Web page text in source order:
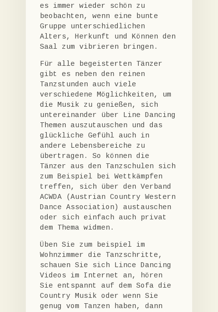
es immer wieder schön zu
beobachten, wenn eine bunte
Gruppe unterschiedlichen
Alters, Herkunft und Können den
Saal zum vibrieren bringen.
Für alle begeisterten Tänzer
gibt es neben den reinen
Tanzstunden auch viele
verschiedene Möglichkeiten, um
die Musik zu genießen, sich
untereinander über Line Dancing
Themen auszutauschen und das
glückliche Gefühl auch in
andere Lebensbereiche zu
übertragen. So können die
Tänzer aus den Tanzschulen sich
zum Beispiel bei Wettkämpfen
treffen, sich über den Verband
ACWDA (Austrian Country Western
Dance Association) austauschen
oder sich einfach auch privat
dem Thema widmen.
Üben Sie zum beispiel im
Wohnzimmer die Tanzschritte,
schauen Sie sich Lince Dancing
Videos im Internet an, hören
Sie entspannt auf dem Sofa die
Country Musik oder wenn Sie
genug vom Tanzen haben, dann